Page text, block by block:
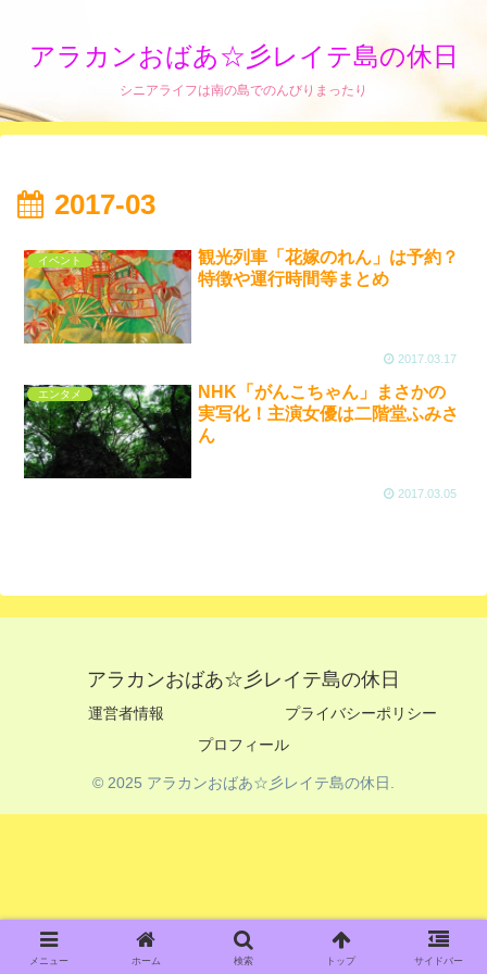
アラカンおばあ☆彡レイテ島の休日
シニアライフは南の島でのんびりまったり
2017-03
イベント
観光列車「花嫁のれん」は予約？
特徴や運行時間等まとめ
2017.03.17
エンタメ
NHK「がんこちゃん」まさかの
実写化！主演女優は二階堂ふみさ
ん
2017.03.05
アラカンおばあ☆彡レイテ島の休日
運営者情報
プライバシーポリシー
プロフィール
© 2025 アラカンおばあ☆彡レイテ島の休日.
メニュー ホーム 検索 トップ サイドバー